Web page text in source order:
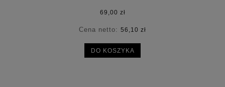
69,00 zł
Cena netto: 56,10 zł
DO KOSZYKA